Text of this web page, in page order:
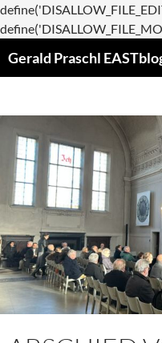
Gerald Praschl